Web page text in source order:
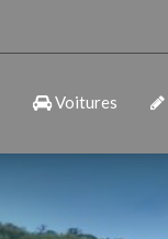
Voitures